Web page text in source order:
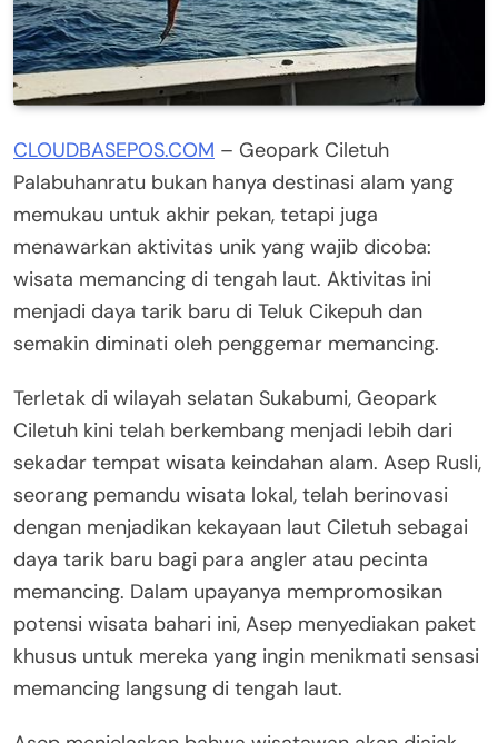
CLOUDBASEPOS.COM – Geopark Ciletuh
Palabuhanratu bukan hanya destinasi alam yang
memukau untuk akhir pekan, tetapi juga
menawarkan aktivitas unik yang wajib dicoba:
wisata memancing di tengah laut. Aktivitas ini
menjadi daya tarik baru di Teluk Cikepuh dan
semakin diminati oleh penggemar memancing.
Terletak di wilayah selatan Sukabumi, Geopark
Ciletuh kini telah berkembang menjadi lebih dari
sekadar tempat wisata keindahan alam. Asep Rusli,
seorang pemandu wisata lokal, telah berinovasi
dengan menjadikan kekayaan laut Ciletuh sebagai
daya tarik baru bagi para angler atau pecinta
memancing. Dalam upayanya mempromosikan
potensi wisata bahari ini, Asep menyediakan paket
khusus untuk mereka yang ingin menikmati sensasi
memancing langsung di tengah laut.